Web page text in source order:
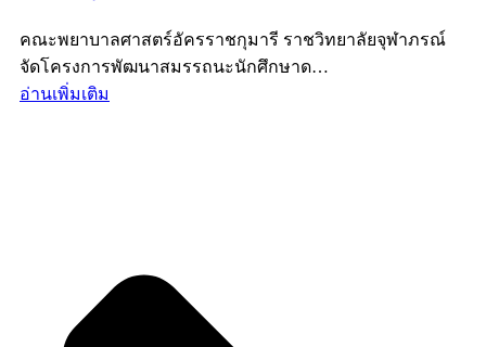
คณะพยาบาลศาสตร์อัครราชกุมารี ราชวิทยาลัยจุฬาภรณ์
จัดโครงการพัฒนาสมรรถนะนักศึกษาด…
อ่านเพิ่มเติม